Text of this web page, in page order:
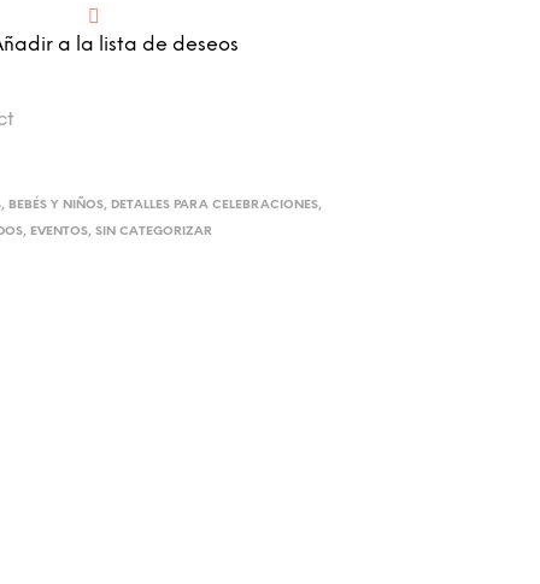
a la lista de deseos
, BEBÉS Y NIÑOS, DETALLES PARA CELEBRACIONES,
, EVENTOS,SIN CATEGORIZAR